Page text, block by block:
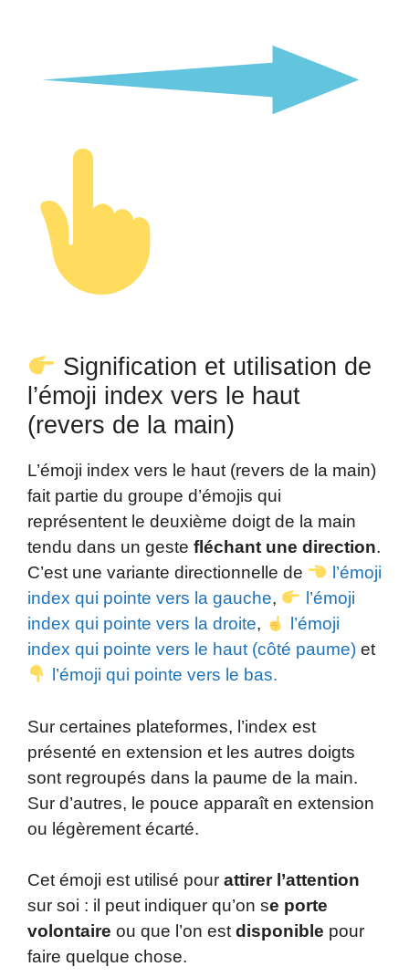
Signification et utilisation de
l’émoji index vers le haut
(revers de la main)
L’émoji index vers le haut (revers de la main)
fait partie du groupe d’émojis qui
représentent le deuxième doigt de la main
tendu dans un geste fléchant une direction.
C’est une variante directionnelle de
l’émoji
index qui pointe vers la gauche,
l’émoji
index qui pointe vers la droite,
l’émoji
index qui pointe vers le haut (côté paume) et
l’émoji qui pointe vers le bas.
Sur certaines plateformes, l’index est
présenté en extension et les autres doigts
sont regroupés dans la paume de la main.
Sur d’autres, le pouce apparaît en extension
ou légèrement écarté.
Cet émoji est utilisé pour attirer l’attention
sur soi : il peut indiquer qu’on se porte
volontaire ou que l’on est disponible pour
faire quelque chose.